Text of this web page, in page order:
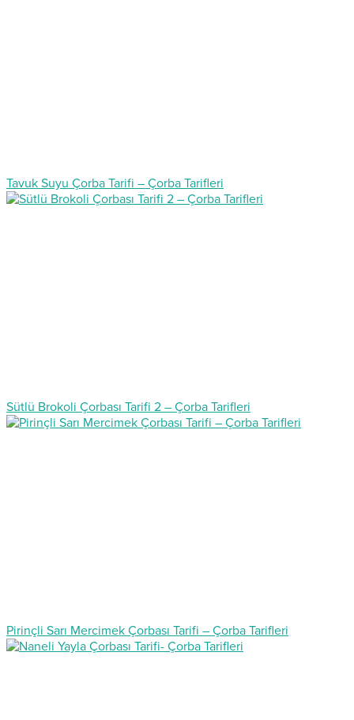
Tavuk Suyu Çorba Tarifi – Çorba Tarifleri
Sütlü Brokoli Çorbası Tarifi 2 – Çorba Tarifleri
Pirinçli Sarı Mercimek Çorbası Tarifi – Çorba Tarifleri